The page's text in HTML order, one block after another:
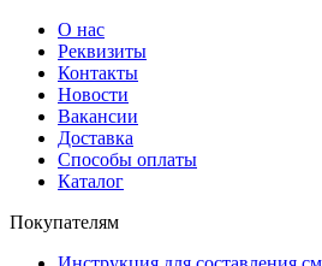
О нас
Реквизиты
Контакты
Новости
Вакансии
Доставка
Способы оплаты
Каталог
Покупателям